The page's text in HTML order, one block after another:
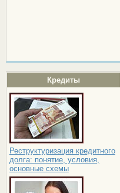
Кредиты
Реструктуризация кредитного
долга: понятие, условия,
основные схемы